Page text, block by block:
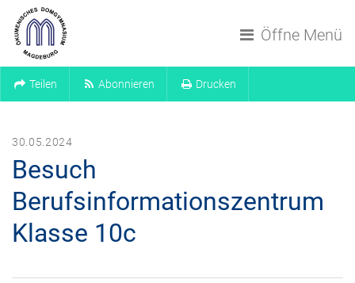
Öffne Menü
Teilen Abonnieren Drucken
30.05.2024
Besuch
Berufsinformationszentrum
Klasse 10c